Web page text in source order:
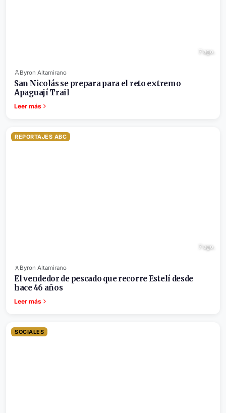
7 ago.
Byron Altamirano
San Nicolás se prepara para el reto extremo
Apaguají Trail
Leer más
REPORTAJES ABC
7 ago.
Byron Altamirano
El vendedor de pescado que recorre Estelí desde
hace 46 años
Leer más
SOCIALES